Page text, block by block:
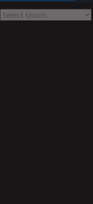
Archives